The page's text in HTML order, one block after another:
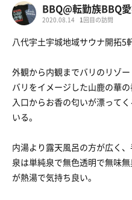
BBQ@転勤族BBQ
2020.08.14 1 回目の訪問
八代宇土宇城地域サウナ開拓5
外観から内観までバリのリゾ
バリをイメージした山鹿の華
入口からお香の匂いが漂って
いる。
内湯より露天風呂の方が広く
泉は単純泉で無色透明で無味
が熱湯で気持ち良い。